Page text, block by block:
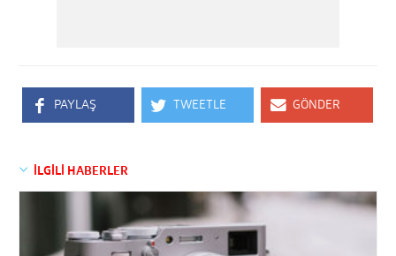
PAYLAŞ TWEETLE GÖNDER
İLGİLİ HABERLER